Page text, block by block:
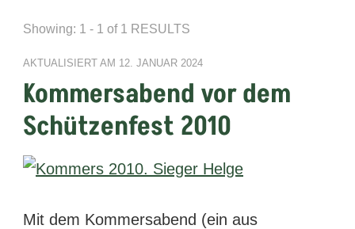
Showing: 1 - 1 of 1 RESULTS
AKTUALISIERT AM 12. JANUAR 2024
Kommersabend vor dem
Schützenfest 2010
Mit dem Kommersabend (ein aus